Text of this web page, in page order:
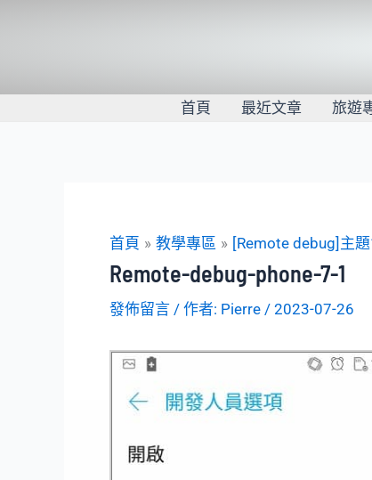
首頁 最近文章 旅遊
首頁 教學專區 [Remote debug]主
Remote-debug-phone-7-1
發佈留言 / 作者: Pierre / 2023-07-26